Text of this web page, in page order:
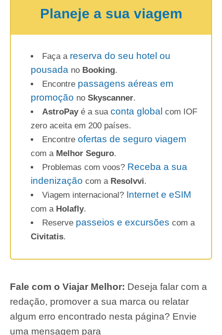
Planeje a sua viagem
Faça a reserva do seu hotel ou
pousada no Booking.
Encontre passagens aéreas em
promoção no Skyscanner.
AstroPayé a sua conta global com IOF
zero aceita em 200 países.
Encontre ofertas de seguro viagem
com a Melhor Seguro.
Problemas com voos? Receba a sua
indenização com a Resolvvi.
Viagem internacional? Internet e eSIM
com a Holafly.
Reserve passeios e excursões com a
Civitatis.
Fale com o Viajar Melhor: Deseja falar com a
redação, promover a sua marca ou relatar
algum erro encontrado nesta página? Envie
uma mensagem para